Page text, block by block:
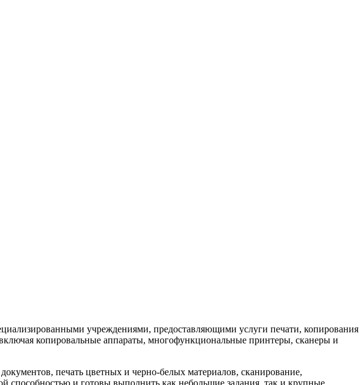
учреждениями, предоставляющими услуги печати, копирования
копировальные аппараты, многофункциональные принтеры, сканеры и
печать цветных и черно-белых материалов, сканирование,